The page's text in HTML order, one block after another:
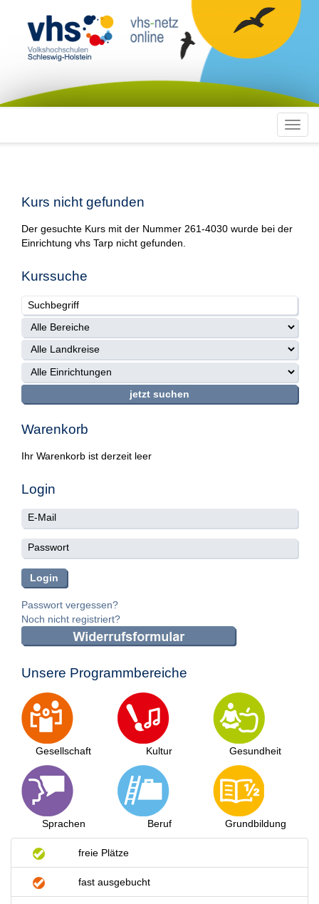
Kurs nicht gefunden
Der gesuchte Kurs mit der Nummer 261-4030 wurde bei der
Einrichtung vhs Tarp nicht gefunden.
Kurssuche
Warenkorb
Ihr Warenkorb ist derzeit leer
Login
Passwort vergessen?
Noch nicht registriert?
Unsere Programmbereiche
Gesellschaft
Sprachen
Kultur
Beruf
Gesundheit
Grundbildung
freie Plätze
fast ausgebucht